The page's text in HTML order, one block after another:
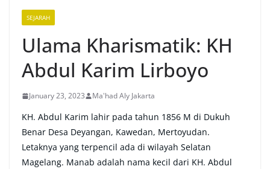
SEJARAH
Ulama Kharismatik: KH
Abdul Karim Lirboyo
January 23, 2023 Ma'had Aly Jakarta
KH. Abdul Karim lahir pada tahun 1856 M di Dukuh
Benar Desa Deyangan, Kawedan, Mertoyudan.
Letaknya yang terpencil ada di wilayah Selatan
Magelang. Manab adalah nama kecil dari KH. Abdul